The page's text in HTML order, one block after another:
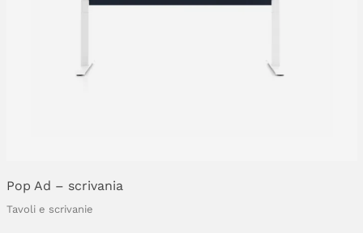
Pop Ad – scrivania
Tavoli e scrivanie